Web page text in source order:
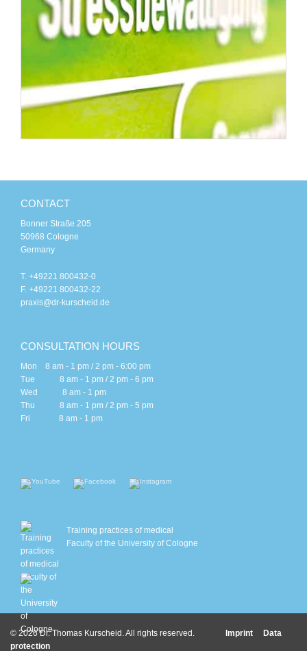
CONTACT
Bonner Straße 205
50968 Cologne
Germany
T. +49221 800432-0
F. +49221 800432-22
praxis@dr-kurscheid.de
CONSULTATION HOURS
Mon 8 am - 1 pm / 2 pm - 6:00 pm
Tue 8 am - 1 pm / 2 pm - 6 pm
Wed 8 am - 1 pm
Thu 8 am - 1 pm / 2 pm - 5 pm
Fri 8 am - 1 pm
Training practices of medical
Faculty of the University of Cologne
© 2026 Dr. Thomas Kurscheid. All rights reserved. Imprint
Data
protection